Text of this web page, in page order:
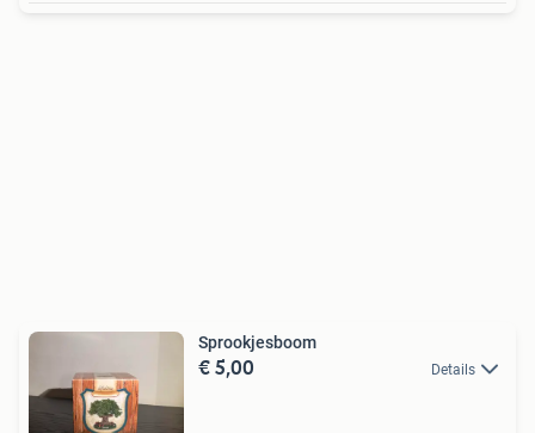
Sprookjesboom
€ 5,00 Details